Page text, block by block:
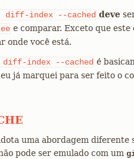
diff-index --cached deve
e comparar. Exceto que
onde você está.
diff-index --cached é
já marquei para ser feito o
uma abordagem
pode ser emulado com um